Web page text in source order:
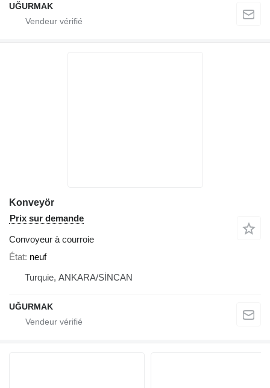
UĞURMAK
Konveyör
Prix sur demande
Convoyeur à courroie
État neuf
Turquie, ANKARA/SİNCAN
UĞURMAK